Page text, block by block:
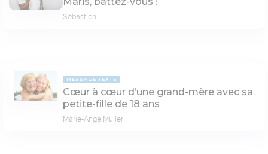
Sébastien .
MESSAGE TEXTE
Cœur à cœur d’une grand-mère avec sa
petite-fille de 18 ans
Marie-Ange Muller